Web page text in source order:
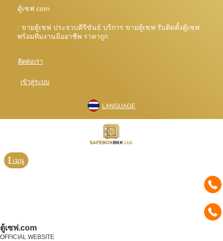
ตู้เซฟ.com
: ขายตู้เซฟ ประจวบคีรีขันธ์ บริการ ขายตู้เซฟ รับติดตั้งตู้เซฟ
พร้อมทีมงานมืออาชีพ ราคาถูก
ติดต่อเรา
เข้าสู่ระบบ
LANGUAGE
เมนู
ตู้เซฟ.com
OFFICIAL WEBSITE